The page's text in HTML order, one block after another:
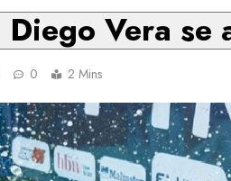
Diego Vera se
0 2 Mins